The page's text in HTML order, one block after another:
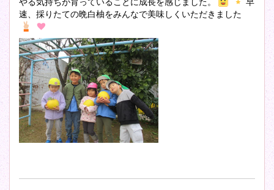
速、採りたての晩白柚をみんなで美味しくいただきました